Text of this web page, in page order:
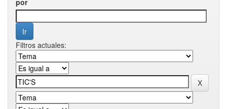
por
Filtros actuales: